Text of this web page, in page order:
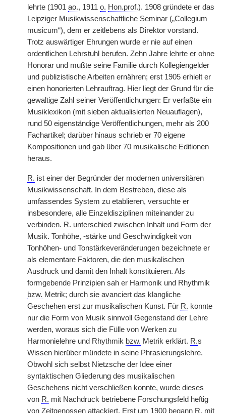
lehrte (1901 ao., 1911 o. Hon.prof.). 1908 gründete er das
Leipziger Musikwissenschaftliche Seminar („Collegium
musicum“), dem er zeitlebens als Direktor vorstand.
Trotz auswärtiger Ehrungen wurde er nie auf einen
ordentlichen Lehrstuhl berufen. Zehn Jahre lehrte er ohne
Honorar und mußte seine Familie durch Kollegiengelder
und publizistische Arbeiten ernähren; erst 1905 erhielt er
einen honorierten Lehrauftrag. Hier liegt der Grund für die
gewaltige Zahl seiner Veröffentlichungen: Er verfaßte ein
Musiklexikon (mit sieben aktualisierten Neuauflagen),
rund 50 eigenständige Veröffentlichungen, mehr als 200
Fachartikel; darüber hinaus schrieb er 70 eigene
Kompositionen und gab über 70 musikalische Editionen
heraus.
R. ist einer der Begründer der modernen universitären
Musikwissenschaft. In dem Bestreben, diese als
umfassendes System zu etablieren, versuchte er
insbesondere, alle Einzeldisziplinen miteinander zu
verbinden. R. unterschied zwischen Inhalt und Form der
Musik. Tonhöhe, -stärke und Geschwindigkeit von
Tonhöhen- und Tonstärkeveränderungen bezeichnete er
als elementare Faktoren, die den musikalischen
Ausdruck und damit den Inhalt konstituieren. Als
formgebende Prinzipien sah er Harmonik und Rhythmik
bzw. Metrik; durch sie avanciert das klangliche
Geschehen erst zur musikalischen Kunst. Für R. konnte
nur die Form von Musik sinnvoll Gegenstand der Lehre
werden, woraus sich die Fülle von Werken zu
Harmonielehre und Rhythmik bzw. Metrik erklärt. R.s
Wissen hierüber mündete in seine Phrasierungslehre.
Obwohl sich selbst Nietzsche der Idee einer
syntaktischen Gliederung des musikalischen
Geschehens nicht verschließen konnte, wurde dieses
von R. mit Nachdruck betriebene Forschungsfeld heftig
von Zeitgenossen attackiert. Erst um 1900 begann R. mit